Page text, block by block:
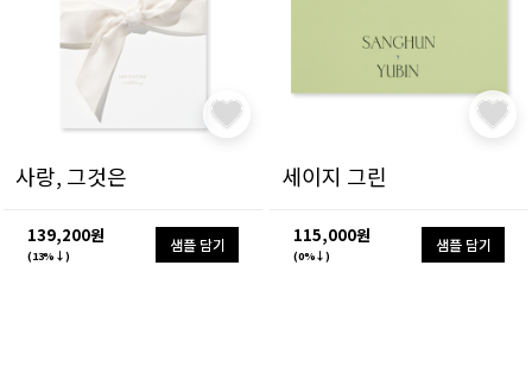
사랑, 그것은
139,200원
(13%↓)
샘플 담기
세이지 그린
115,000원
(0%↓)
샘플 담기